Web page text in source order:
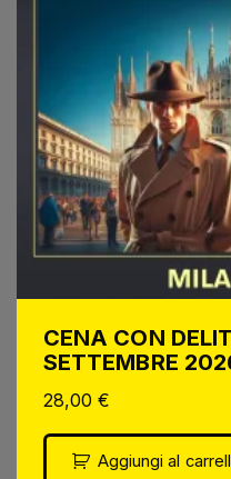
CENA CON
SETTEMBRE
28,00€
Aggiungi al